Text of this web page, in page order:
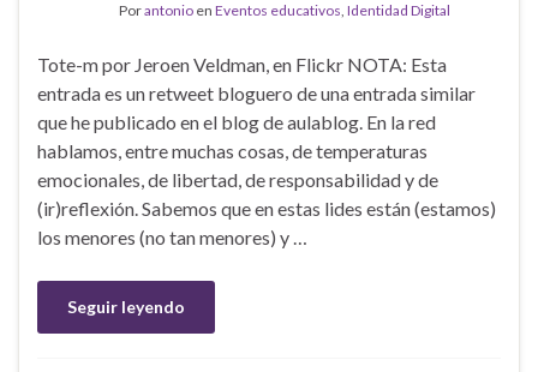
Porantonio en Eventos educativos, Identidad Digital
Tote-m por Jeroen Veldman, en Flickr NOTA: Esta
entrada es un retweet bloguero de una entrada similar
que he publicado en el blog de aulablog. En la red
hablamos, entre muchas cosas, de temperaturas
emocionales, de libertad, de responsabilidad y de
(ir)reflexión. Sabemos que en estas lides están (estamos)
los menores (no tan menores) y …
Seguir leyendo